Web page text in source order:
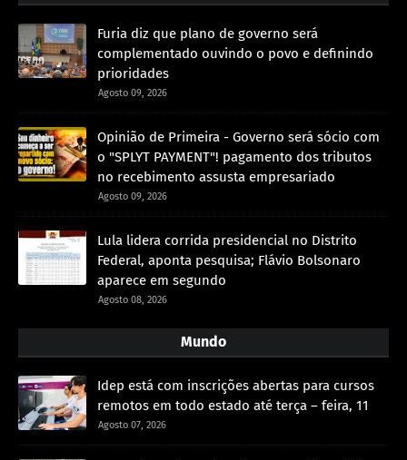
Furia diz que plano de governo será
complementado ouvindo o povo e definindo
prioridades
Agosto 09, 2026
Opinião de Primeira - Governo será sócio com
o "SPLYT PAYMENT"! pagamento dos tributos
no recebimento assusta empresariado
Agosto 09, 2026
Lula lidera corrida presidencial no Distrito
Federal, aponta pesquisa; Flávio Bolsonaro
aparece em segundo
Agosto 08, 2026
Mundo
Idep está com inscrições abertas para cursos
remotos em todo estado até terça – feira, 11
Agosto 07, 2026